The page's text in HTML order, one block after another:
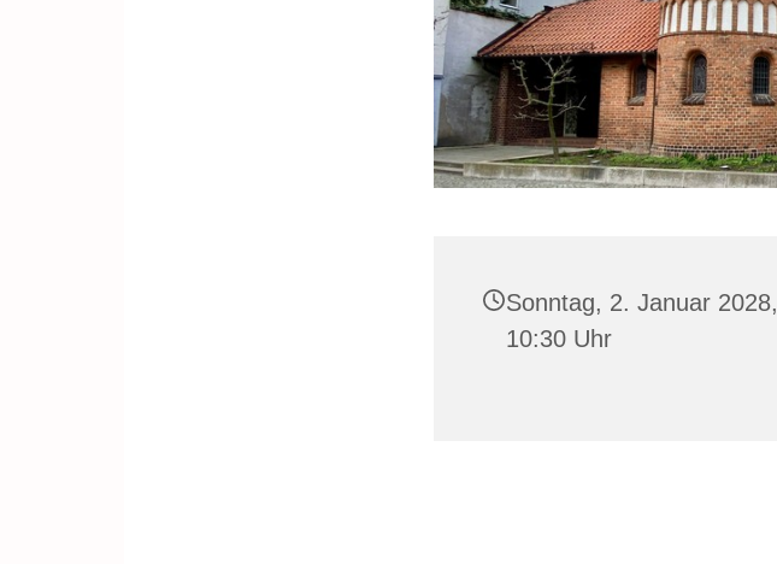
Sonntag, 2. Januar 2028,
10:30 Uhr